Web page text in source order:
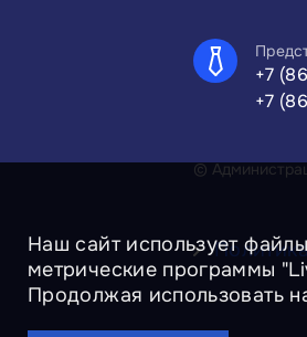
+7
+7
©
Наш сайт использует
метрические программы
Продолжая использовать